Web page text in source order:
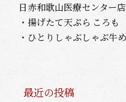
日赤和歌山医療センター店
・揚げたて天ぷら ころも
・ひとりしゃぶしゃぶ牛
最近の投稿